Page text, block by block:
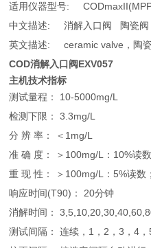
适用仪器型号:
中文描述: 消解入口阀 陶瓷阀
英文描述: ceramic valve，陶
COD消解入口阀EXV057
主机技术指标
测试量程： 10-5000mg/L
检测下限： 3.3mg/L
分 辨 率： ＜1mg/L
准 确 度： ＞100mg/L：10%读
重 现 性： ＞100mg/L：5%读数
响应时间(T90)： 20分钟
消解时间：
测试间隔： 连续，1，2，3，4